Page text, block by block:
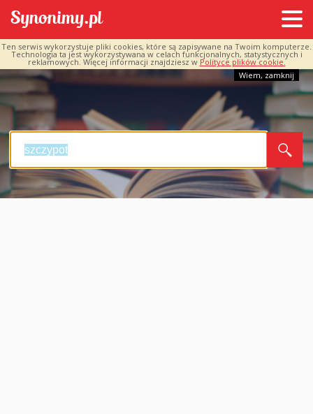
Ten serwis wykorzystuje pliki cookies, które są zapisywane na Twoim komputerze.
Technologia ta jest wykorzystywana w celach funkcjonalnych, statystycznych i
reklamowych. Więcej informacji znajdziesz w Polityce plików cookie.
Wiem, zamknij